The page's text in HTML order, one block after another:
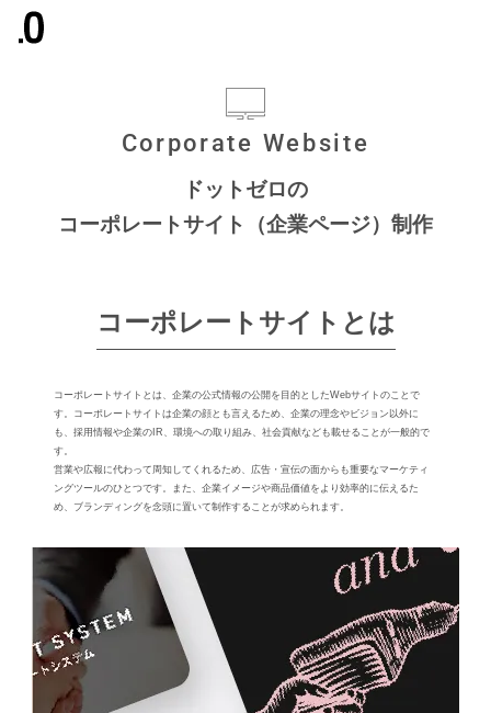
Corporate Website
ドットゼロの
コーポレートサイト（企業ページ）制作
コーポレートサイトとは
コーポレートサイトとは、企業の公式情報の公開を⽬的としたWebサイトのことで
す。コーポレートサイトは企業の顔とも⾔えるため、企業の理念やビジョン以外に
も、採⽤情報や企業のIR、環境への取り組み、社会貢献なども載せることが⼀般的で
す。
営業や広報に代わって周知してくれるため、広告・宣伝の⾯からも重要なマーケティ
ングツールのひとつです。また、企業イメージや商品価値をより効率的に伝えるた
め、ブランディングを念頭に置いて制作することが求められます。